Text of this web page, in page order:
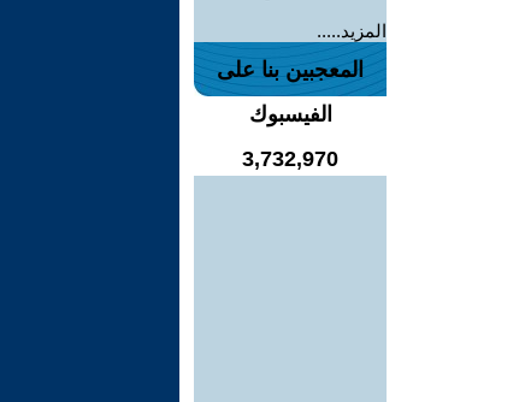
المزيد.....
المعجبين بنا على
الفيسبوك
3,732,970